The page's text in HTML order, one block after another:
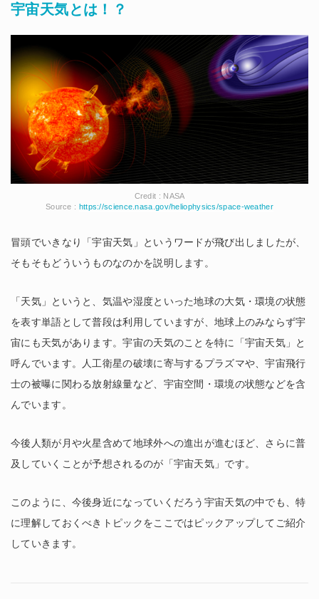
宇宙天気とは！？
Credit : NASA
Source : https://science.nasa.gov/heliophysics/space-weather
冒頭でいきなり「宇宙天気」というワードが飛び出しましたが、
そもそもどういうものなのかを説明します。
「天気」というと、気温や湿度といった地球の大気・環境の状態
を表す単語として普段は利用していますが、地球上のみならず宇
宙にも天気があります。宇宙の天気のことを特に「宇宙天気」と
呼んでいます。人工衛星の破壊に寄与するプラズマや、宇宙飛行
士の被曝に関わる放射線量など、宇宙空間・環境の状態などを含
んでいます。
今後人類が月や火星含めて地球外への進出が進むほど、さらに普
及していくことが予想されるのが「宇宙天気」です。
このように、今後身近になっていくだろう宇宙天気の中でも、特
に理解しておくべきトピックをここではピックアップしてご紹介
していきます。